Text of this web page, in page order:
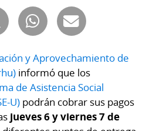
y Aprovechamiento de
informó que los
de Asistencia Social
U) podrán cobrar sus pagos
jueves 6 y viernes 7 de